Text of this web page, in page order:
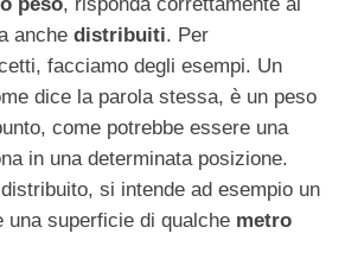
peso, risponda correttamente ai
anche distribuiti. Per
facciamo degli esempi. Un
dice la parola stessa, è un peso
come potrebbe essere una
in una determinata posizione.
si intende ad esempio un
una superficie di qualche metro